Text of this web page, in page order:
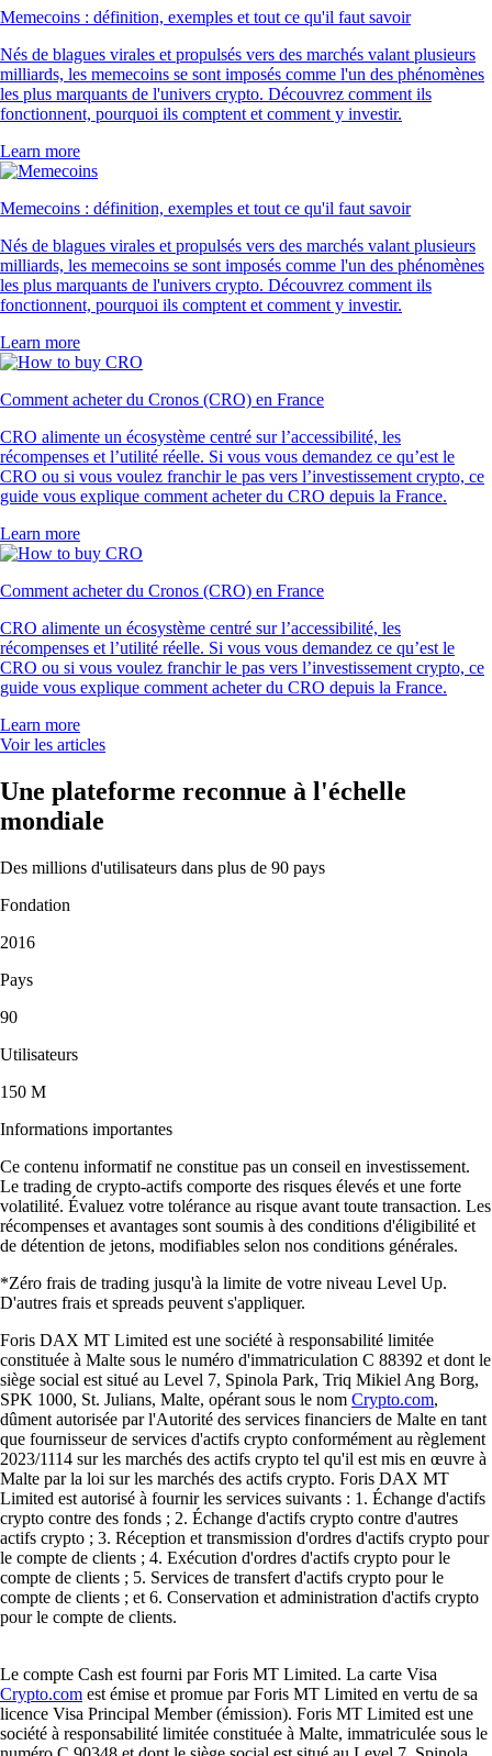
Memecoins : définition, exemples et tout ce qu'il faut savoir
Nés de blagues virales et propulsés vers des marchés valant plusieurs
milliards, les memecoins se sont imposés comme l'un des phénomènes
les plus marquants de l'univers crypto. Découvrez comment ils
fonctionnent, pourquoi ils comptent et comment y investir.
Learn more
Memecoins : définition, exemples et tout ce qu'il faut savoir
Nés de blagues virales et propulsés vers des marchés valant plusieurs
milliards, les memecoins se sont imposés comme l'un des phénomènes
les plus marquants de l'univers crypto. Découvrez comment ils
fonctionnent, pourquoi ils comptent et comment y investir.
Learn more
Comment acheter du Cronos (CRO) en France
CRO alimente un écosystème centré sur l’accessibilité, les
récompenses et l’utilité réelle. Si vous vous demandez ce qu’est le
CRO ou si vous voulez franchir le pas vers l’investissement crypto, ce
guide vous explique comment acheter du CRO depuis la France.
Learn more
Comment acheter du Cronos (CRO) en France
CRO alimente un écosystème centré sur l’accessibilité, les
récompenses et l’utilité réelle. Si vous vous demandez ce qu’est le
CRO ou si vous voulez franchir le pas vers l’investissement crypto, ce
guide vous explique comment acheter du CRO depuis la France.
Learn more
Voir les articles
Une plateforme reconnue à l'échelle
mondiale
Des millions d'utilisateurs dans plus de 90 pays
Fondation
2016
Pays
90
Utilisateurs
150 M
Informations importantes
Ce contenu informatif ne constitue pas un conseil en investissement.
Le trading de crypto-actifs comporte des risques élevés et une forte
volatilité. Évaluez votre tolérance au risque avant toute transaction. Les
récompenses et avantages sont soumis à des conditions d'éligibilité et
de détention de jetons, modifiables selon nos conditions générales.
*Zéro frais de trading jusqu'à la limite de votre niveau Level Up.
D'autres frais et spreads peuvent s'appliquer.
Foris DAX MT Limited est une société à responsabilité limitée
constituée à Malte sous le numéro d'immatriculation C 88392 et dont le
siège social est situé au Level 7, Spinola Park, Triq Mikiel Ang Borg,
SPK 1000, St. Julians, Malte, opérant sous le nom Crypto.com,
dûment autorisée par l'Autorité des services financiers de Malte en tant
que fournisseur de services d'actifs crypto conformément au règlement
2023/1114 sur les marchés des actifs crypto tel qu'il est mis en œuvre à
Malte par la loi sur les marchés des actifs crypto. Foris DAX MT
Limited est autorisé à fournir les services suivants : 1. Échange d'actifs
crypto contre des fonds ; 2. Échange d'actifs crypto contre d'autres
actifs crypto ; 3. Réception et transmission d'ordres d'actifs crypto pour
le compte de clients ; 4. Exécution d'ordres d'actifs crypto pour le
compte de clients ; 5. Services de transfert d'actifs crypto pour le
compte de clients ; et 6. Conservation et administration d'actifs crypto
pour le compte de clients.
Le compte Cash est fourni par Foris MT Limited. La carte Visa
Crypto.com est émise et promue par Foris MT Limited en vertu de sa
licence Visa Principal Member (émission). Foris MT Limited est une
société à responsabilité limitée constituée à Malte, immatriculée sous le